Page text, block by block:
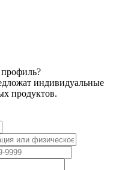
индивидуальные
продуктов.